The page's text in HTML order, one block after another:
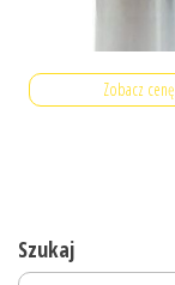
Zobacz cenę
Szukaj